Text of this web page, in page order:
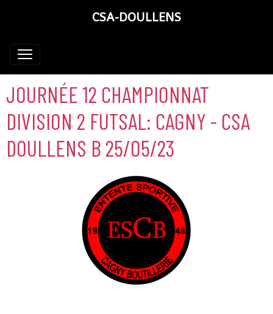
CSA-DOULLENS
JOURNÉE 12 CHAMPIONNAT
DIVISION 2 FUTSAL: CAGNY - CSA
DOULLENS B 25/05/23